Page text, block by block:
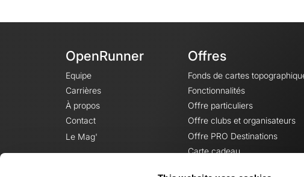
OpenRunner
Equipe
Carrières
À propos
Contact
Le Mag'
Offres
Fonds de cartes
Fonctionnalités
Offre particuliers
Offre clubs et organisateurs
Offre PRO Destinations
Carte cadeau